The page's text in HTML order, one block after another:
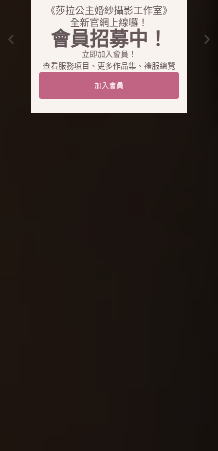
《莎拉公主婚紗攝影工作室》
全新官網上線囉！
會員招募中！
立即加入會員！
查看服務項目、更多作品集、禮服總覽
加入會員